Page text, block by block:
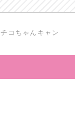
チコちゃんキャン